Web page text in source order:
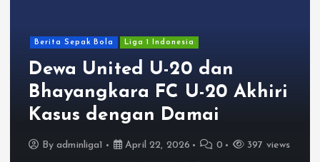
Berita Sepak Bola Liga 1 Indonesia
Dewa United U-20 dan
Bhayangkara FC U-20 Akhiri
Kasus dengan Damai
Byadminliga1 April 22, 2026 0 397 views